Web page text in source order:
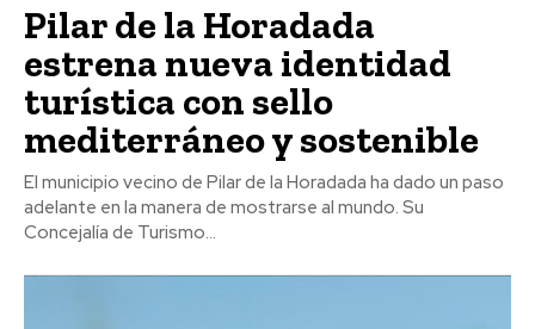
Pilar de la Horadada
estrena nueva identidad
turística con sello
mediterráneo y sostenible
El municipio vecino de Pilar de la Horadada ha dado un paso
adelante en la manera de mostrarse al mundo. Su
Concejalía de Turismo...